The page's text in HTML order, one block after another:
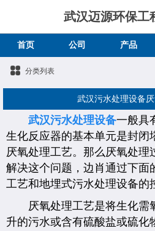
武汉迈源环保工
首页 公司 产品
分类列表
武汉污水处理设备
武汉污水处理设备一般具
生化反应器的基本单元是封闭
厌氧处理工艺。那么厌氧处理
解决这个问题，边肖通过下面
工艺和地埋式污水处理设备的
厌氧处理工艺是将生化需氧
升的污水或含有硫酸盐或硫化